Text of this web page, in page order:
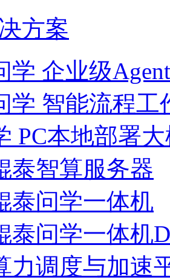
方案
学 企业级
学 智能流程工
PC本地部署
泰智算服务器
泰问学一体机
泰问学一体机
力调度与加速